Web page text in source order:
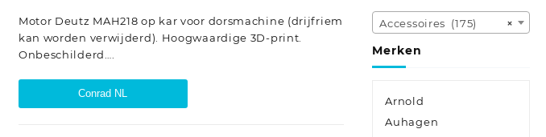
Motor Deutz MAH218 op kar voor dorsmachine (drijfriem
kan worden verwijderd). Hoogwaardige 3D-print.
Onbeschilderd….
Conrad NL
×
Accessoires (175)
Merken
Arnold
Auhagen